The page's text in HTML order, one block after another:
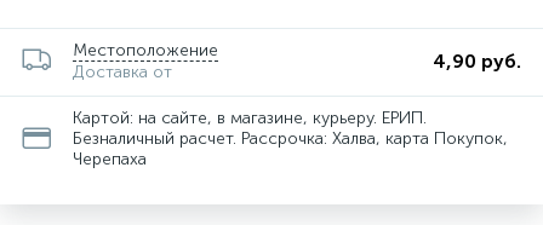
Местоположение
Доставка от
4,90 руб.
Картой: на сайте, в магазине, курьеру. ЕРИП.
Безналичный расчет. Рассрочка: Халва, карта Покупок,
Черепаха